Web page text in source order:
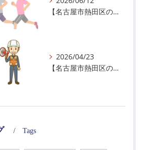
【名古屋市熱田区の警備会社】暑熱順化で熱中症対策を！
2026/04/23
【名古屋市熱田区の警備会社】GWの面接状況について！
Tags